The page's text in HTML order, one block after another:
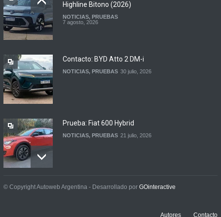
Argentina y Ecuador
Highline Bitono (2026)
NOTICIAS, PRUEBAS
7 agosto, 2026
Contacto: BYD Atto 2 DM-i
NOTICIAS, PRUEBAS 30 julio, 2026
Prueba: Fiat 600 Hybrid
NOTICIAS, PRUEBAS 21 julio, 2026
Prueba: BYD Song Pro GS
© Copyright Autoweb Argentina - Desarrollado por GOinteractive
Autores Contacto